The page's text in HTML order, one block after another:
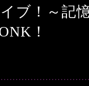
ブ！～記
！